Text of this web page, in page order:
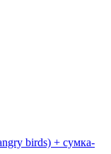
birds) + сумка-